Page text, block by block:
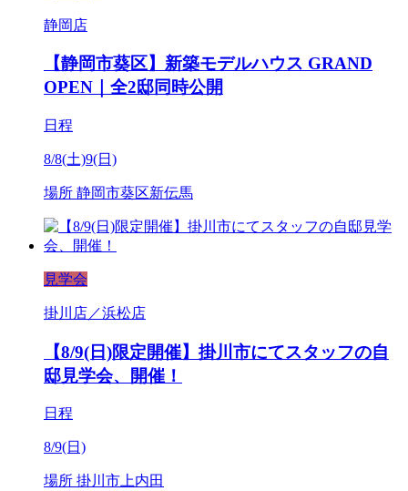
静岡店
【静岡市葵区】新築モデルハウス GRAND
OPEN｜全2邸同時公開
日程
8/8(土)9(日)
場所 静岡市葵区新伝馬
見学会
掛川店／浜松店
【8/9(日)限定開催】掛川市にてスタッフの自
邸見学会、開催！
日程
8/9(日)
場所 掛川市上内田